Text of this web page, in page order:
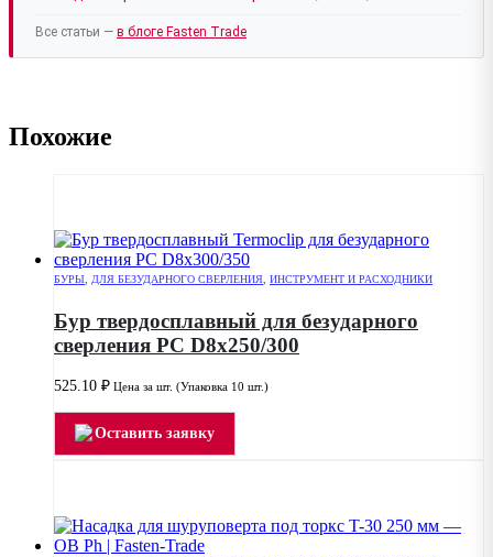
Все статьи — в блоге Fasten Trade
Похожие
БУРЫ, ДЛЯ БЕЗУДАРНОГО СВЕРЛЕНИЯ, ИНСТРУМЕНТ И РАСХОДНИКИ
Бур твердосплавный для безударного
сверления PC D8x250/300
525.10 ₽ Цена за шт. (Упаковка 10 шт.)
Оставить заявку